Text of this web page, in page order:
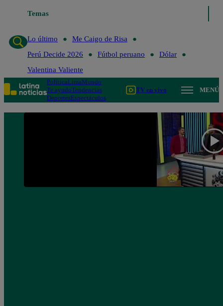
Temas
Lo último
Me Caigo de Risa
Perú Decide 2026
Fútbol peruano
Dólar
Valentina Valiente
PolíticaLimaMundo
Te ayudoTendencias
DeportesEspectáculos
TV en vivo MENÚ